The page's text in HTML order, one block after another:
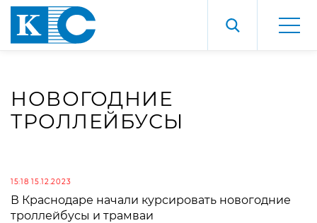
НОВОГОДНИЕ
ТРОЛЛЕЙБУСЫ
15:18 15.12.2023
В Краснодаре начали курсировать новогодние
троллейбусы и трамваи